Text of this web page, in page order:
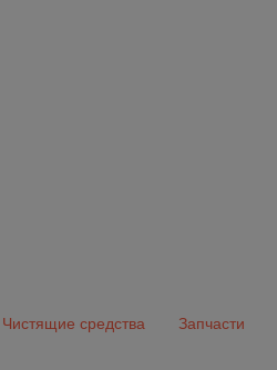
Чистящие средства Запчасти